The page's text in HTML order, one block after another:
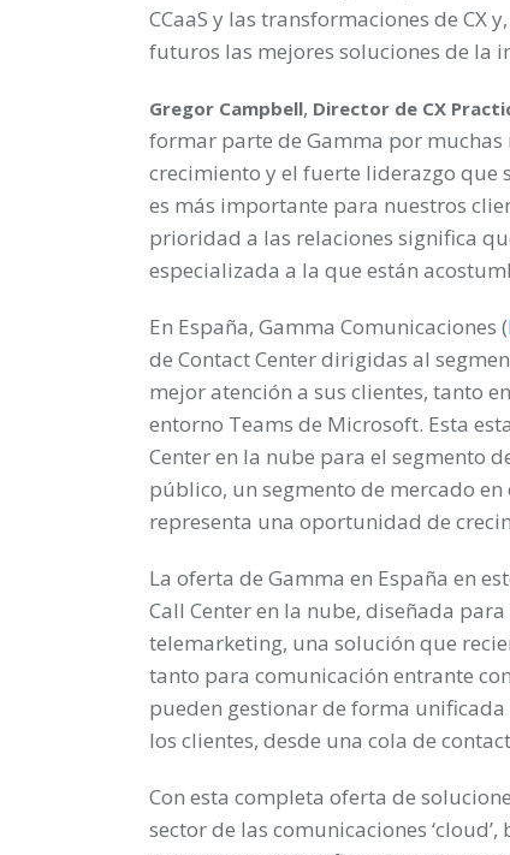
CCaaS y las transformaciones de CX
futuros las mejores soluciones de la
Gregor Campbell, Director de CX
formar parte de Gamma por
crecimiento y el fuerte liderazgo que
es más importante para nuestros
prioridad a las relaciones significa
especializada a la que están
En España, Gamma Comunicaciones (
de Contact Center dirigidas al
mejor atención a sus clientes, tanto
entorno Teams de Microsoft. Esta
Center en la nube para el segmento
público, un segmento de mercado en
representa una oportunidad de
La oferta de Gamma en España en
Call Center en la nube, diseñada
telemarketing, una solución que
tanto para comunicación entrante
pueden gestionar de forma
los clientes, desde una cola de
Con esta completa oferta de
sector de las comunicaciones